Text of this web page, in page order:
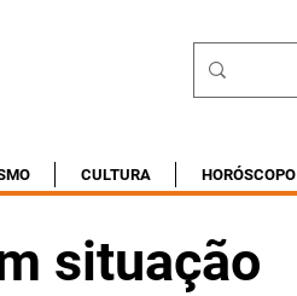
CULTURA HORÓSCOPO
situação